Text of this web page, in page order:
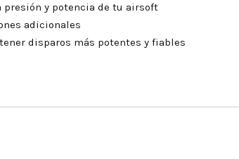
presión y potencia de tu airsoft
adicionales
disparos más potentes y fiables